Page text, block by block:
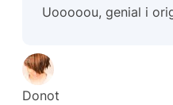
Uooooou, genial i
Donot